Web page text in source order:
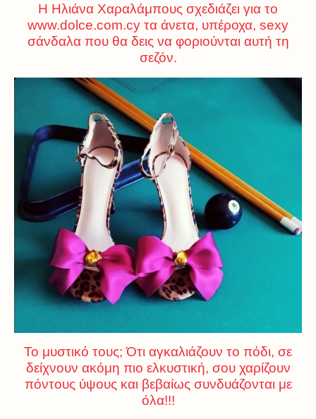
Η Ηλιάνα Χαραλάμπους σχεδιάζει για το
www.dolce.com.cy τα άνετα, υπέροχα, sexy
σάνδαλα που θα δεις να φοριούνται αυτή τη
σεζόν.
Το μυστικό τους; Ότι αγκαλιάζουν το πόδι, σε
δείχνουν ακόμη πιο ελκυστική, σου χαρίζουν
πόντους ύψους και βεβαίως συνδυάζονται με
όλα!!!